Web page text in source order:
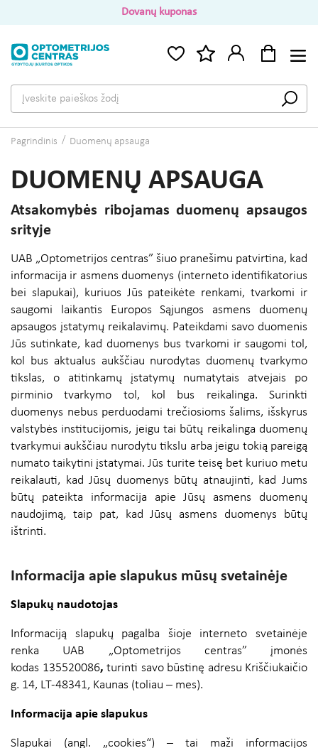
Dovanų kuponas
Pagrindinis Duomenų apsauga
DUOMENŲ APSAUGA
Atsakomybės ribojamas duomenų apsaugos
srityje
UAB „Optometrijos centras” šiuo pranešimu patvirtina, kad
informacija ir asmens duomenys (interneto identifikatorius
bei slapukai), kuriuos Jūs pateikėte renkami, tvarkomi ir
saugomi laikantis Europos Sąjungos asmens duomenų
apsaugos įstatymų reikalavimų. Pateikdami savo duomenis
Jūs sutinkate, kad duomenys bus tvarkomi ir saugomi tol,
kol bus aktualus aukščiau nurodytas duomenų tvarkymo
tikslas, o atitinkamų įstatymų numatytais atvejais po
pirminio tvarkymo tol, kol bus reikalinga. Surinkti
duomenys nebus perduodami trečiosioms šalims, išskyrus
valstybės institucijomis, jeigu tai būtų reikalinga duomenų
tvarkymui aukščiau nurodytu tikslu arba jeigu tokią pareigą
numato taikytini įstatymai. Jūs turite teisę bet kuriuo metu
reikalauti, kad Jūsų duomenys būtų atnaujinti, kad Jums
būtų pateikta informacija apie Jūsų asmens duomenų
naudojimą, taip pat, kad Jūsų asmens duomenys būtų
ištrinti.
Informacija apie slapukus mūsų svetainėje
Slapukų naudotojas
Informaciją slapukų pagalba šioje interneto svetainėje
renka UAB „Optometrijos centras”
įmonės
kodas 135520086, turinti savo būstinę adresu Kriščiukaičio
g. 14, LT-48341, Kaunas (toliau – mes).
Informacija apie slapukus
Slapukai (angl. „cookies“) – tai maži informacijos